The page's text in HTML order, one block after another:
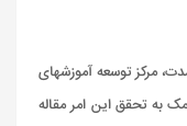
مرکز توسعه آموزشهای
به تحقق این امر مقاله